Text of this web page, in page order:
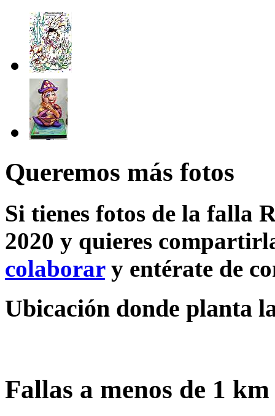
Queremos más fotos
Si tienes fotos de la falla
2020 y quieres
colaborary entérate de
Ubicación donde planta
Fallas a menos de 1